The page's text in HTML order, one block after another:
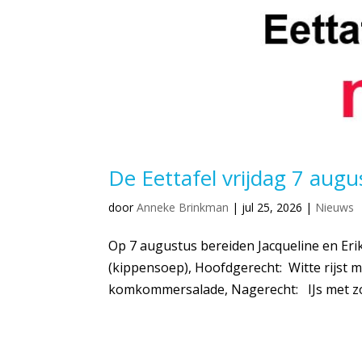
De Eettafel vrijdag 7
doorAnneke Brinkman | jul 25, 2026 | Nieuws
Op 7 augustus bereiden Jacqueline en
(kippensoep), Hoofdgerecht: Witte rijst
komkommersalade, Nagerecht: IJs met